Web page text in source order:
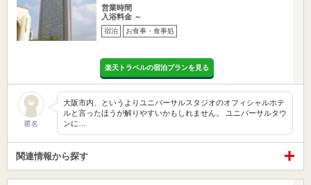
営業時間
入浴料金 ～
宿泊 お食事・食事処
楽天トラベルの宿泊プランを見る
匿名
大阪市内、というよりユニバーサルスタジオのオフィシャルホテ
ルと言ったほうが解りやすいかもしれません。 ユニバーサルタウ
ンに…
関連情報から探す